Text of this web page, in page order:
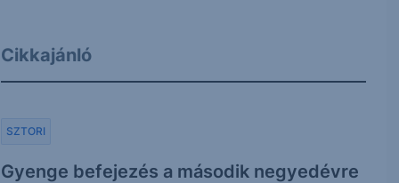
Cikkajánló
Gyenge befejezés a második negyedévre
SZTORI